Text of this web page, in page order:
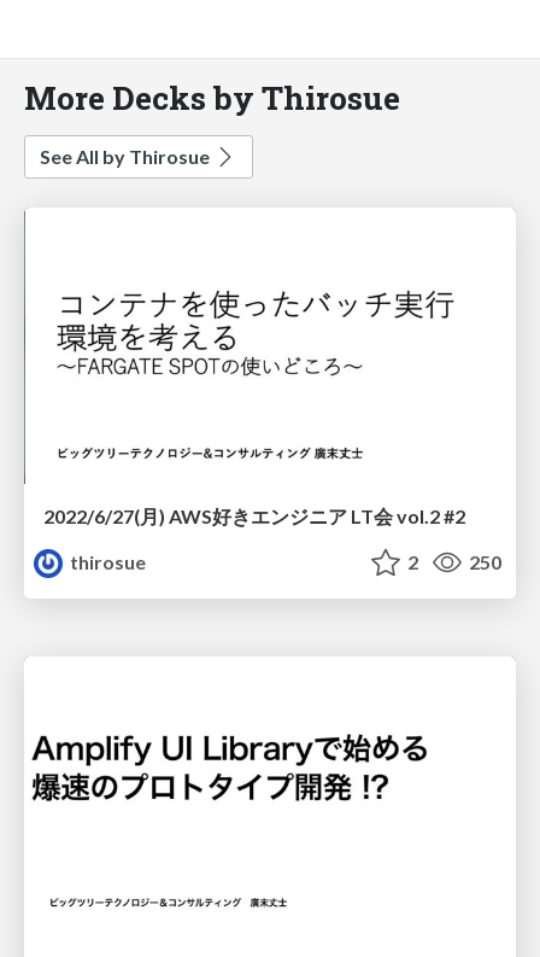
More Decks by Thirosue
See All by Thirosue
2022/6/27(月) AWS好きエンジニア LT会 vol.2 #2
thirosue
2 250